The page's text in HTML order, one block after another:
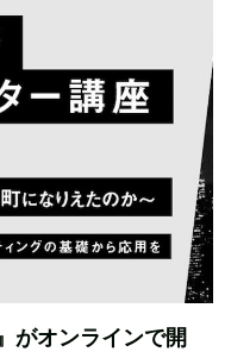
がオンラインで開